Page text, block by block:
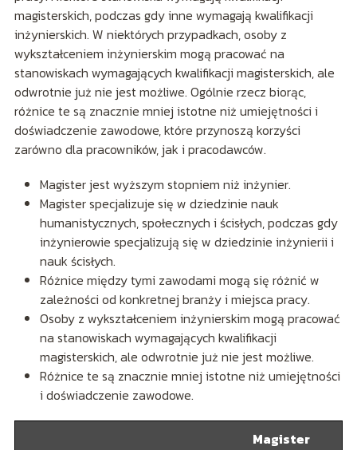
magisterskich, podczas gdy inne wymagają kwalifikacji
inżynierskich. W niektórych przypadkach, osoby z
wykształceniem inżynierskim mogą pracować na
stanowiskach wymagających kwalifikacji magisterskich, ale
odwrotnie już nie jest możliwe. Ogólnie rzecz biorąc,
różnice te są znacznie mniej istotne niż umiejętności i
doświadczenie zawodowe, które przynoszą korzyści
zarówno dla pracowników, jak i pracodawców.
Magister jest wyższym stopniem niż inżynier.
Magister specjalizuje się w dziedzinie nauk
humanistycznych, społecznych i ścisłych, podczas gdy
inżynierowie specjalizują się w dziedzinie inżynierii i
nauk ścisłych.
Różnice między tymi zawodami mogą się różnić w
zależności od konkretnej branży i miejsca pracy.
Osoby z wykształceniem inżynierskim mogą pracować
na stanowiskach wymagających kwalifikacji
magisterskich, ale odwrotnie już nie jest możliwe.
Różnice te są znacznie mniej istotne niż umiejętności
i doświadczenie zawodowe.
Magister